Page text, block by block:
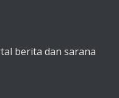
berita dan sarana